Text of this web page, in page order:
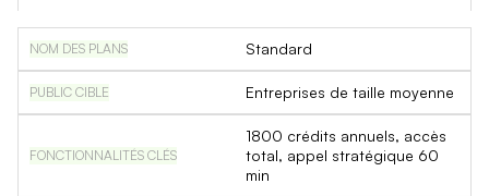
Standard
Entreprises de taille moyenne
1800 crédits annuels, accès
total, appel stratégique 60
min